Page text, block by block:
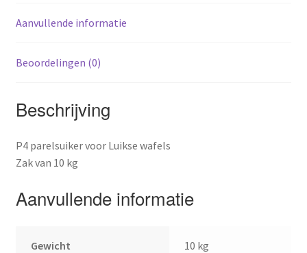
Aanvullende informatie
Beoordelingen (0)
Beschrijving
P4 parelsuiker voor Luikse wafels
Zak van 10 kg
Aanvullende informatie
Gewicht 10 kg